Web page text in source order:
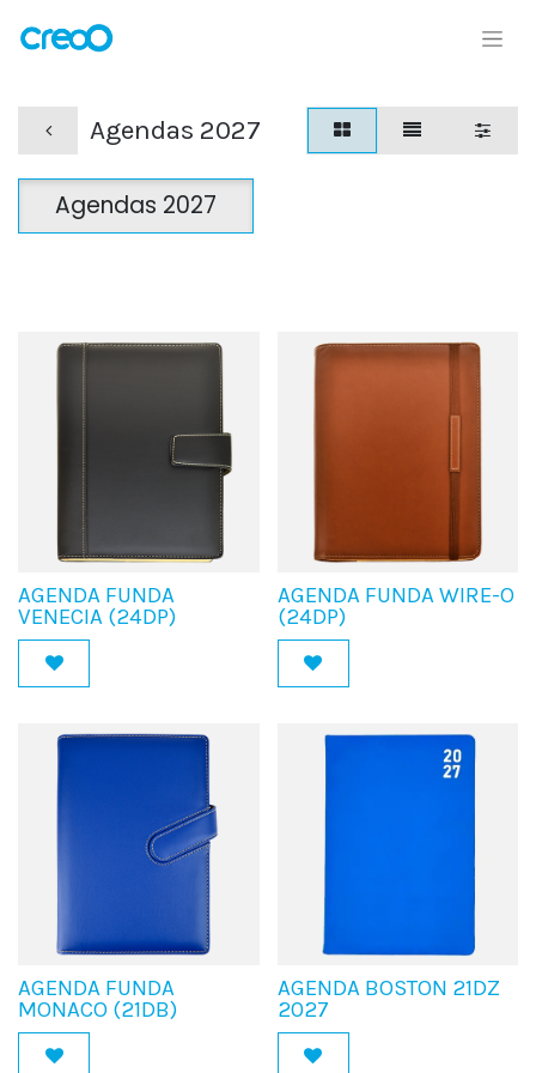
Agendas 2027
Agendas 2027
AGENDA FUNDA
VENECIA (24DP)
AGENDA FUNDA WIRE-O
(24DP)
AGENDA FUNDA
MONACO (21DB)
AGENDA BOSTON 21DZ
2027